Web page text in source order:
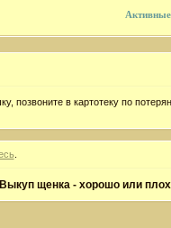
позвоните в картотеку по
Выкуп щенка - хорошо или